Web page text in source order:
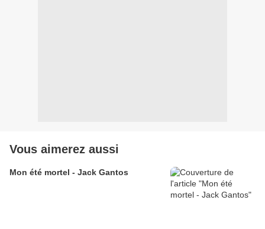
Vous aimerez aussi
Mon été mortel - Jack Gantos